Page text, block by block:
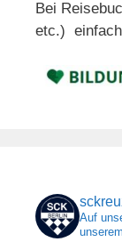
Bei
etc.)
Auf